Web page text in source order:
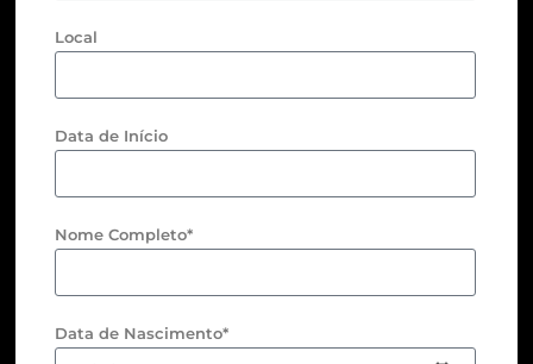
Local
Data de Início
Nome Completo*
Data de Nascimento*